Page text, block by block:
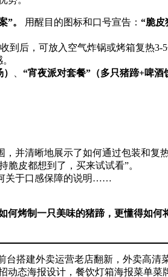
”。 ​ 用醒目的图标和口号宣告： “脆皮
到后，可放入空气炸锅或烤箱复热
“宵夜派对套餐”（多只猪蹄+啤酒
，并清晰地展示了如何通过包装和
脆皮都想到了，买来试试看”。
关于口感保障的说明……
何烤制一只美味的猪蹄，更懂得如何
搭建外卖运营老店翻新，外卖高
态海报设计，餐饮灯箱海报菜单